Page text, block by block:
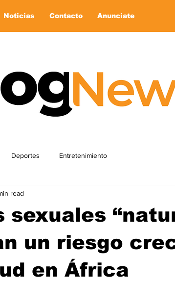
Noticias Contacto Anunciate
Deportes Entretenimiento
sexuales
un riesgo
en África
read